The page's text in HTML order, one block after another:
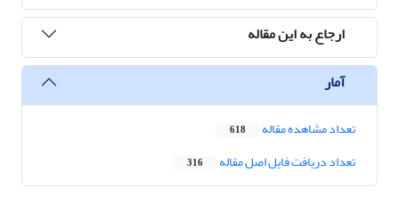
ارجاع به این مقاله
آمار
تعداد مشاهده مقاله 618
تعداد دریافت فایل اصل مقاله 316